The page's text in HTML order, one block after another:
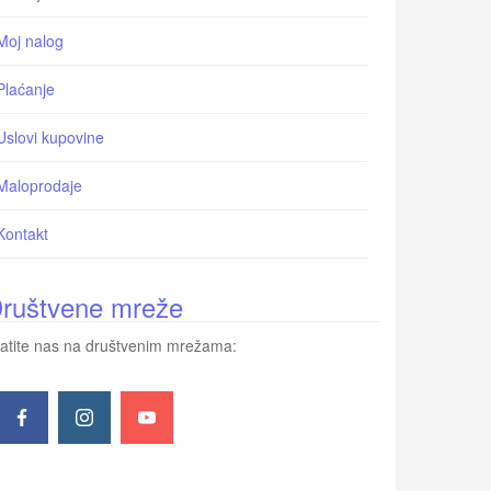
nalog
kupovine
mreže
nas na društvenim mrežama: